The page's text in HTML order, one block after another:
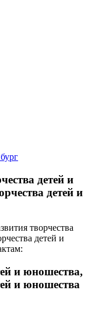
детей и
детей и
творчества
детей и
и юношества,
и юношества